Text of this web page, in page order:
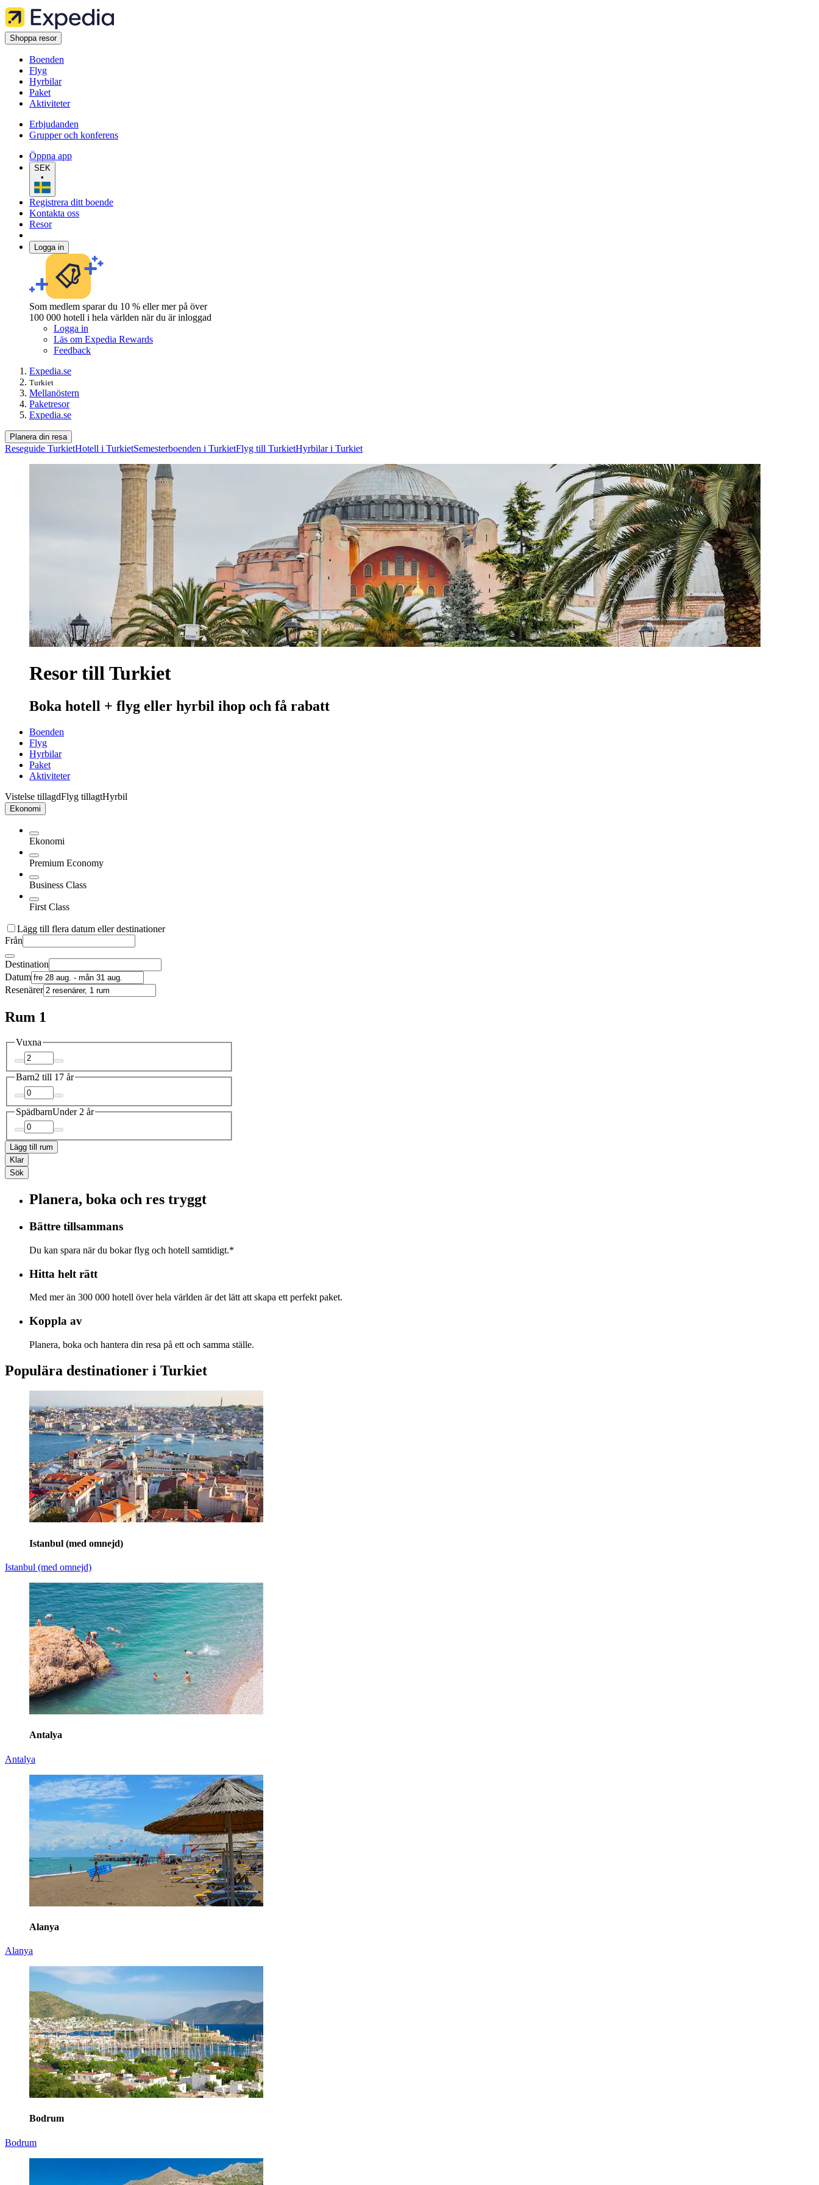
Shoppa resor
Boenden
Flyg
Hyrbilar
Paket
Aktiviteter
Erbjudanden
Grupper och konferens
Öppna app
SEK
•
Registrera ditt boende
Kontakta oss
Resor
Logga in
Som medlem sparar du 10 % eller mer på över
100 000 hotell i hela världen när du är inloggad
Logga in
Läs om Expedia Rewards
Feedback
Expedia.se
Turkiet
Mellanöstern
Paketresor
Expedia.se
Planera din resa
Reseguide TurkietHotell i TurkietSemesterboenden i TurkietFlyg till TurkietHyrbilar i Turkiet
Resor till Turkiet
Boka hotell + flyg eller hyrbil ihop och få rabatt
Boenden
Flyg
Hyrbilar
Paket
Aktiviteter
Vistelse tillagdFlyg tillagtHyrbil
Ekonomi
Ekonomi
Premium Economy
Business Class
First Class
Lägg till flera datum eller destinationer
Från
Destination
Datum
Resenärer
Rum 1
Vuxna
Barn2 till 17 år
SpädbarnUnder 2 år
Lägg till rum
Klar
Sök
Planera, boka och res tryggt
Bättre tillsammans
Du kan spara när du bokar flyg och hotell samtidigt.*
Hitta helt rätt
Med mer än 300 000 hotell över hela världen är det lätt att skapa ett perfekt paket.
Koppla av
Planera, boka och hantera din resa på ett och samma ställe.
Populära destinationer i Turkiet
Istanbul (med omnejd)
Istanbul (med omnejd)
Antalya
Antalya
Alanya
Alanya
Bodrum
Bodrum